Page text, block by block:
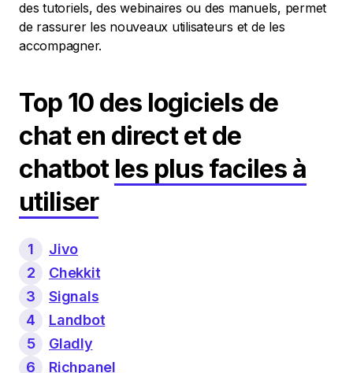
des tutoriels, des webinaires ou des manuels, permet
de rassurer les nouveaux utilisateurs et de les
accompagner.
Top 10 des logiciels de
chat en direct et de
chatbot les plus faciles à
utiliser
1
Jivo
2
Chekkit
3
Signals
4
Landbot
5
Gladly
6
Richpanel